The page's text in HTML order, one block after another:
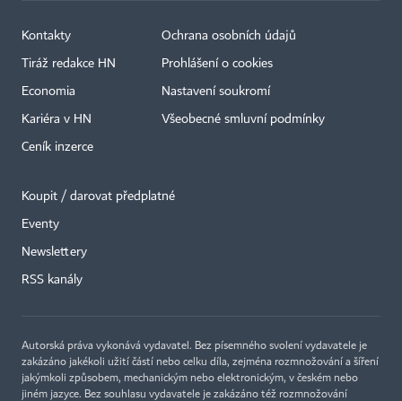
Kontakty
Tiráž redakce HN
Economia
Kariéra v HN
Ceník inzerce
Ochrana osobních údajů
Prohlášení o cookies
Nastavení soukromí
Všeobecné smluvní podmínky
Koupit / darovat předplatné
Eventy
Newslettery
RSS kanály
Autorská práva vykonává vydavatel. Bez písemného svolení vydavatele je
zakázáno jakékoli užití částí nebo celku díla, zejména rozmnožování a šíření
jakýmkoli způsobem, mechanickým nebo elektronickým, v českém nebo
jiném jazyce. Bez souhlasu vydavatele je zakázáno též rozmnožování